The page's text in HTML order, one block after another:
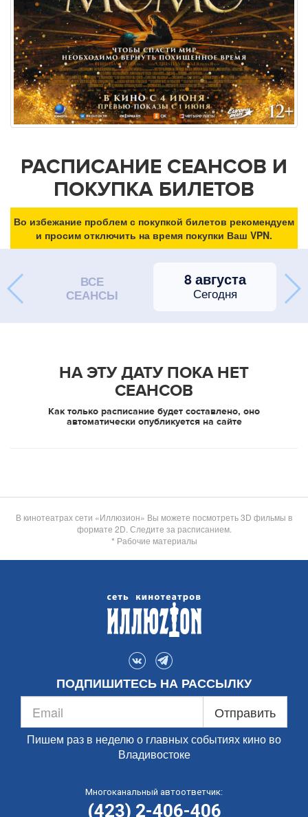
РАСПИСАНИЕ СЕАНСОВ И
ПОКУПКА БИЛЕТОВ
Во избежание проблем с покупкой билетов рекомендуем
и просим отключить на время покупки Ваш VPN.
ВСЕ
СЕАНСЫ
8 августа
Сегодня
НА ЭТУ ДАТУ ПОКА НЕТ
СЕАНСОВ
Как только расписание будет составлено, оно
автоматически опубликуется на сайте
В кинотеатрах сети «Иллюзион» Вы можете посмотреть 3D фильмы в
формате 2D. Следите за расписанием.
* Рабочие материалы
ПОДПИШИТЕСЬ НА РАССЫЛКУ
Отправить
Пишем раз в неделю о главных событиях кино во
Владивостоке
Многоканальный автоответчик:
(423) 2-406-406